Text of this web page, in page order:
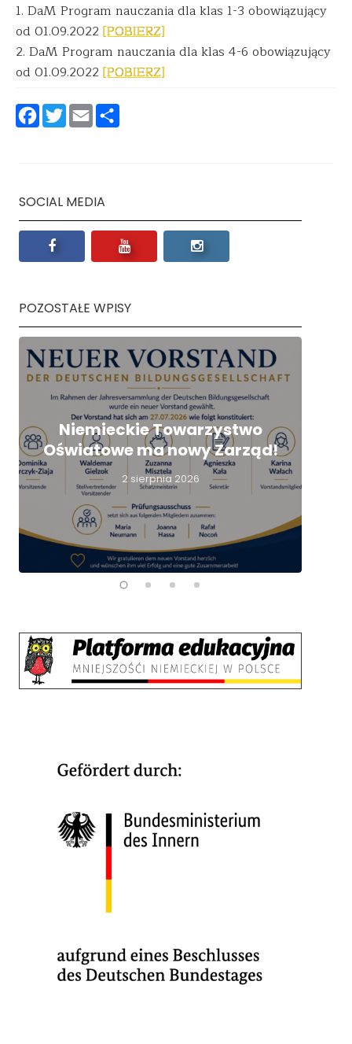
1. DaM Program nauczania dla klas 1-3 obowiązujący
od 01.09.2022[POBIERZ]
2. DaM Program nauczania dla klas 4-6 obowiązujący
od 01.09.2022[POBIERZ]
Facebook
Twitter
Email
SOCIAL MEDIA
POZOSTAŁE WPISY
Niemieckie Towarzystwo
Oświatowe ma nowy Zarząd!
2 sierpnia 2026